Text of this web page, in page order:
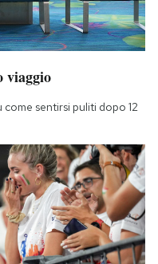
viaggio
come sentirsi puliti dopo 12